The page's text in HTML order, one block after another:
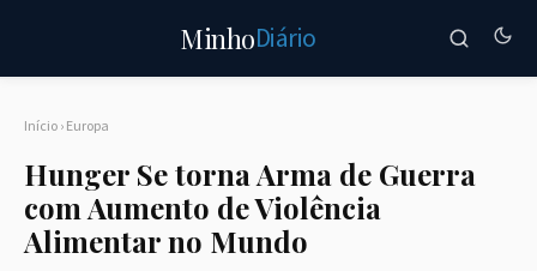
MinhoDiário
Início›Europa
Hunger Se torna Arma de Guerra
com Aumento de Violência
Alimentar no Mundo